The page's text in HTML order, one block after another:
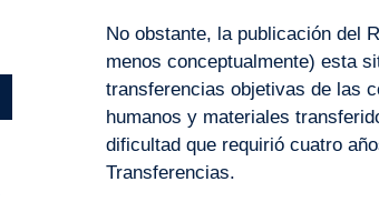
No obstante, la publicación del
menos conceptualmente) esta
transferencias objetivas de las
humanos y materiales
dificultad que requirió cuatro
Transferencias.